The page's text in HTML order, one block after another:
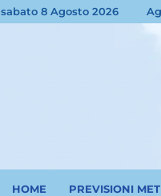
sabato 8 Agosto 2026
HOME PREVISIONI